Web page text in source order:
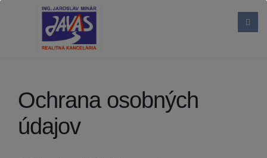
Ochrana osobných
údajov